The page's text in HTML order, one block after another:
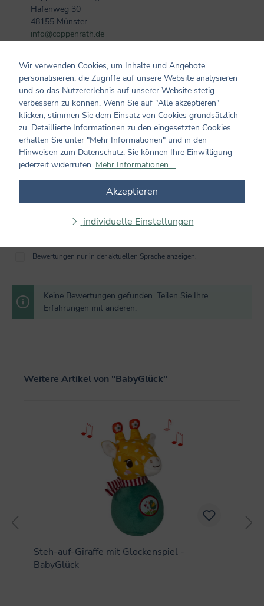
Hafenweg 30
48155 Münster
info@coppenrath.de
Kundenmeinungen
0 von 0 Bewertungen
Durchschnittliche Bewertung von 0 von 5 Sternen
Bewerten Sie dieses Produkt!
Teilen Sie Ihre Erfahrungen mit dem Produkt mit anderen
Kunden. Ihre Bewertung darf sich ausschließlich auf Produkte
wir sicher, indem Bewertungen nur mit einem vorhandenen
Kundenkonto möglich sind.
Bewertung schreiben
Bewertungen nur in der aktuellen Sprache anzeigen.
Keine Bewertungen gefunden. Teilen Sie Ihre
Erfahrungen mit anderen.
Produktgalerie überspringen
Weitere Artikel von "BabyGlück"
Steh-auf-Giraffe mit Glockenspiel -
BabyGlück
Wir verwenden Cookies, um Inhalte und Angebote
personalisieren, die Zugriffe auf unsere Website analysieren
und so das Nutzererlebnis auf unserer Website stetig
verbessern zu können. Wenn Sie auf "Alle akzeptieren"
klicken, stimmen Sie dem Einsatz von Cookies grundsätzlich
zu. Detaillierte Informationen zu den eingesetzten Cookies
erhalten Sie unter "Mehr Informationen" und in den
Hinweisen zum Datenschutz. Sie können Ihre Einwilligung
jederzeit widerrufen. Mehr Informationen ...
Akzeptieren
individuelle Einstellungen